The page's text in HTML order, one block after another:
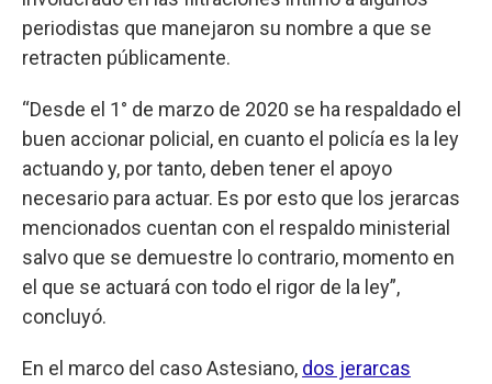
periodistas que manejaron su nombre a que se
retracten públicamente.
“Desde el 1° de marzo de 2020 se ha respaldado el
buen accionar policial, en cuanto el policía es la ley
actuando y, por tanto, deben tener el apoyo
necesario para actuar. Es por esto que los jerarcas
mencionados cuentan con el respaldo ministerial
salvo que se demuestre lo contrario, momento en
el que se actuará con todo el rigor de la ley”,
concluyó.
En el marco del caso Astesiano, dos jerarcas